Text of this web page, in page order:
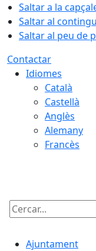
Saltar a la
Saltar al
Saltar al peu de
Contactar
Idiomes
Català
Castellà
Anglès
Alemany
Francès
Cercar:
Ajuntament